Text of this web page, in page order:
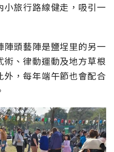
旅行路線健走，吸引一
陣頭藝陣是鹽埕里的另一
、律動運動及地方草根
，每年端午節也會配合